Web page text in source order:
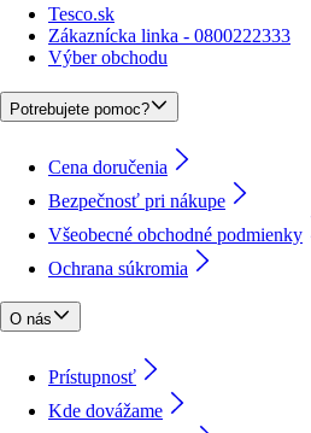
Tesco.sk
Zákaznícka linka - 0800222333
Výber obchodu
Potrebujete pomoc?
Cena doručenia
Bezpečnosť pri nákupe
Všeobecné obchodné podmienky
Ochrana súkromia
O nás
Prístupnosť
Kde dovážame